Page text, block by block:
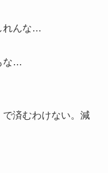
れんな…
な…
済むわけない。減